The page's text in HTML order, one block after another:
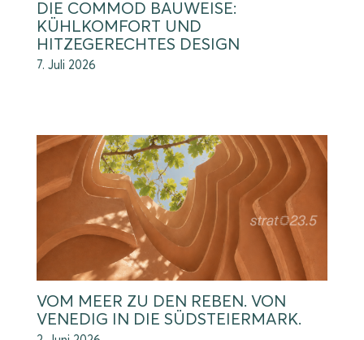
DIE COMMOD BAUWEISE:
KÜHLKOMFORT UND
HITZEGERECHTES DESIGN
7. Juli 2026
VOM MEER ZU DEN REBEN. VON
VENEDIG IN DIE SÜDSTEIERMARK.